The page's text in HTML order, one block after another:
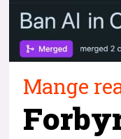
Mange